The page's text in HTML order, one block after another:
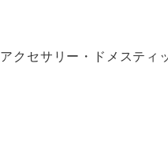
アクセサリー・ドメスティ